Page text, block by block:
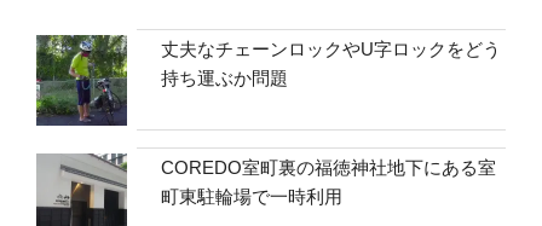
丈夫なチェーンロックやU字ロックをどう
持ち運ぶか問題
COREDO室町裏の福徳神社地下にある室
町東駐輪場で一時利用